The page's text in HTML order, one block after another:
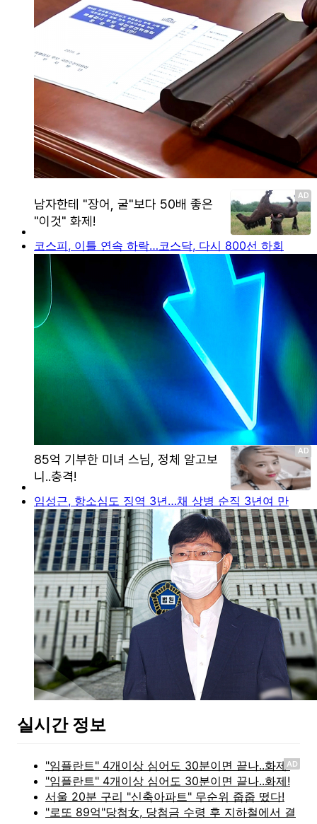
코스피, 이틀 연속 하락…코스닥, 다시 800선 하회
임성근, 항소심도 징역 3년…채 상병 순직 3년여 만
실시간 정보
AD